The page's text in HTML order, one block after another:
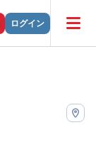
ログイン